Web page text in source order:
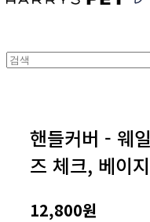
핸들커버 - 웨일
즈 체크, 베이지
12,800원